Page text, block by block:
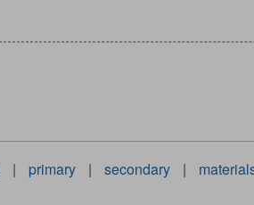
| primary | secondary |